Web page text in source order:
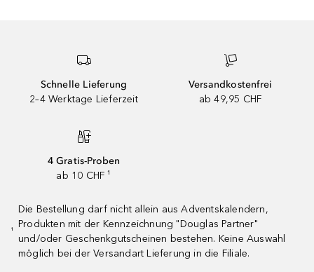
Schnelle Lieferung
2–4 Werktage Lieferzeit
Versandkostenfrei
ab 49,95 CHF
4 Gratis-Proben
ab 10 CHF ¹
¹
Die Bestellung darf nicht allein aus Adventskalendern,
Produkten mit der Kennzeichnung "Douglas Partner"
und/oder Geschenkgutscheinen bestehen. Keine Auswahl
möglich bei der Versandart Lieferung in die Filiale.